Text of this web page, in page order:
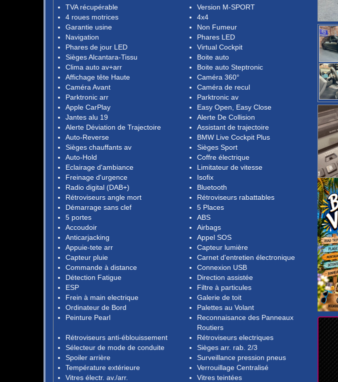
TVA récupérable
Version M-SPORT
4 roues motrices
4x4
Garantie usine
Non Fumeur
Navigation
Phares LED
Phares de jour LED
Virtual Cockpit
Sièges Alcantara-Tissu
Boite auto
Clima auto av+arr
Boite auto Steptronic
Affichage tête Haute
Caméra 360°
Caméra Avant
Caméra de recul
Parktronic arr
Parktronic av
Apple CarPlay
Easy Open, Easy Close
Jantes alu 19
Alerte De Collision
Alerte Déviation de Trajectoire
Assistant de trajectoire
Auto-Reverse
BMW Live Cockpit Plus
Sièges chauffants av
Sièges Sport
Auto-Hold
Coffre électrique
Eclairage d'ambiance
Limitateur de vitesse
Freinage d'urgence
Isofix
Radio digital (DAB+)
Bluetooth
Rétroviseurs angle mort
Rétroviseurs rabattables
Démarrage sans clef
5 Places
5 portes
ABS
Accoudoir
Airbags
Anticarjacking
Appel SOS
Appuie-tete arr
Capteur lumière
Capteur pluie
Carnet d'entretien électronique
Commande à distance
Connexion USB
Détection Fatigue
Direction assistée
ESP
Filtre à particules
Frein à main electrique
Galerie de toit
Ordinateur de Bord
Palettes au Volant
Peinture Pearl
Reconnaisance des Panneaux
Routiers
Rétroviseurs anti-éblouissement
Rétroviseurs electriques
Sélecteur de mode de conduite
Sièges arr. rab. 2/3
Spoiler arrière
Surveillance pression pneus
Température extérieure
Verrouillage Centralisé
Vitres électr. av./arr.
Vitres teintées